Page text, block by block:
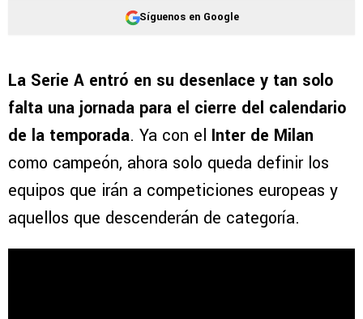
Síguenos en Google
La Serie A entró en su desenlace y tan solo
falta una jornada para el cierre del calendario
de la temporada. Ya con el Inter de Milan
como campeón, ahora solo queda definir los
equipos que irán a competiciones europeas y
aquellos que descenderán de categoría.